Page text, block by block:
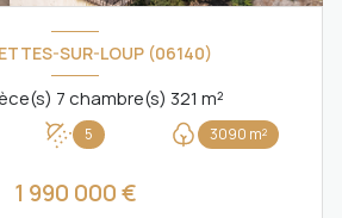
SUR-LOUP (06140)
Villa 10 pièce(s) 7 chambre(s) 321 m²
5 3090 m²
1 990 000 €